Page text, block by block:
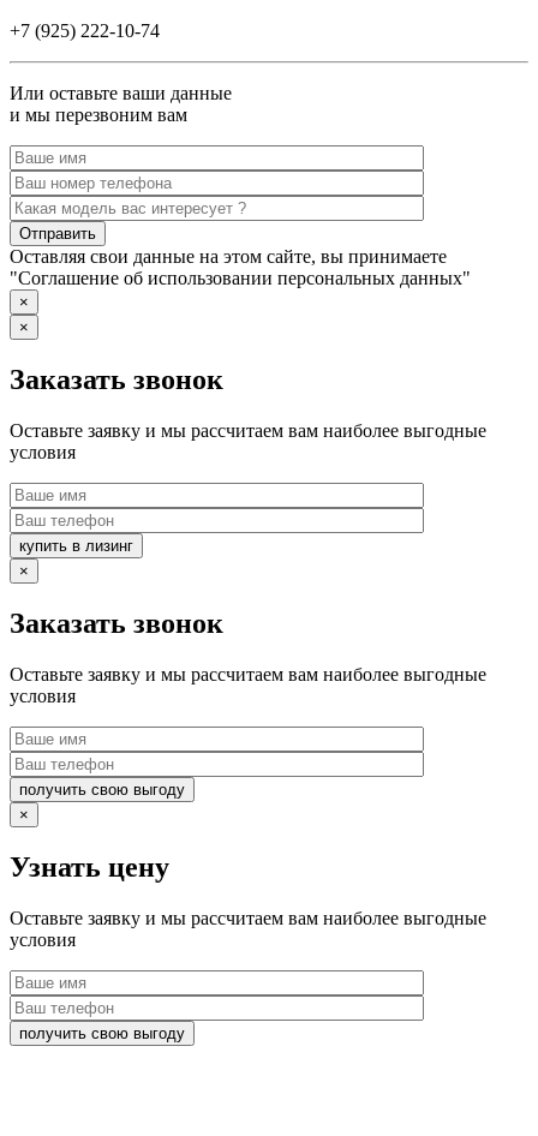
+7 (925) 222-10-74
Или оставьте ваши данные
и мы перезвоним вам
Оставляя свои данные на этом сайте, вы принимаете
"Соглашение об использовании персональных данных"
×
×
Заказать звонок
Оставьте заявку и мы рассчитаем вам наиболее выгодные
условия
купить в лизинг
×
Заказать звонок
Оставьте заявку и мы рассчитаем вам наиболее выгодные
условия
получить свою выгоду
×
Узнать цену
Оставьте заявку и мы рассчитаем вам наиболее выгодные
условия
получить свою выгоду